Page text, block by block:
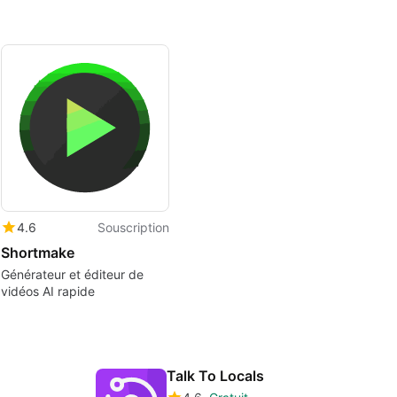
4.6 Souscription
Shortmake
Générateur et éditeur de
vidéos AI rapide
Talk To Locals